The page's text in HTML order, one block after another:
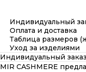
Индивидуальный
Оплата и доставка
Таблица размеров
Уход за изделиями
Индивидуальный заказ
MIR CASHMERE